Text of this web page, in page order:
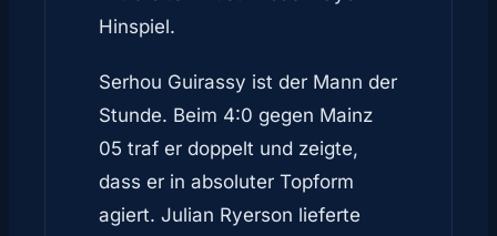
Hinspiel.
Serhou Guirassy ist der Mann der
Stunde. Beim 4:0 gegen Mainz
05 traf er doppelt und zeigte,
dass er in absoluter Topform
agiert. Julian Ryerson lieferte